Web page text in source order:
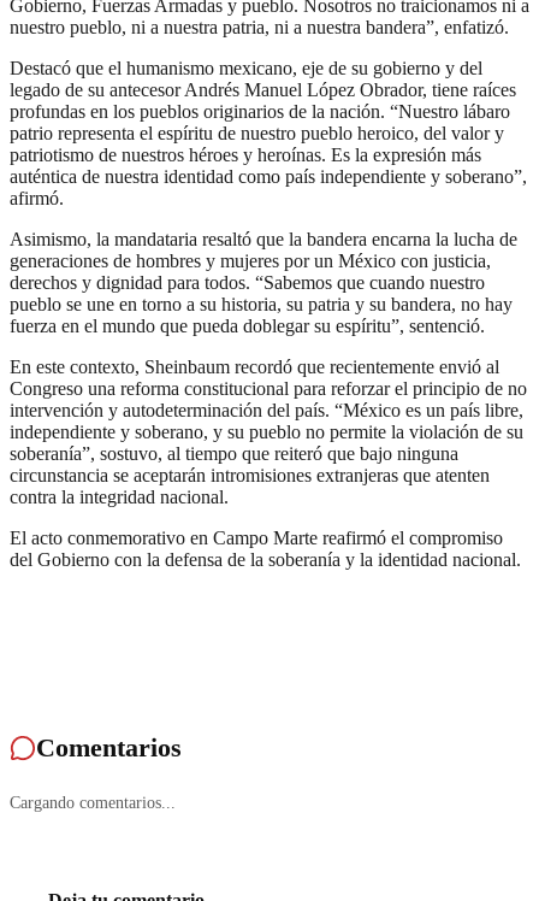
Gobierno, Fuerzas Armadas y pueblo. Nosotros no traicionamos ni a
nuestro pueblo, ni a nuestra patria, ni a nuestra bandera”, enfatizó.
Destacó que el humanismo mexicano, eje de su gobierno y del
legado de su antecesor Andrés Manuel López Obrador, tiene raíces
profundas en los pueblos originarios de la nación. “Nuestro lábaro
patrio representa el espíritu de nuestro pueblo heroico, del valor y
patriotismo de nuestros héroes y heroínas. Es la expresión más
auténtica de nuestra identidad como país independiente y soberano”,
afirmó.
Asimismo, la mandataria resaltó que la bandera encarna la lucha de
generaciones de hombres y mujeres por un México con justicia,
derechos y dignidad para todos. “Sabemos que cuando nuestro
pueblo se une en torno a su historia, su patria y su bandera, no hay
fuerza en el mundo que pueda doblegar su espíritu”, sentenció.
En este contexto, Sheinbaum recordó que recientemente envió al
Congreso una reforma constitucional para reforzar el principio de no
intervención y autodeterminación del país. “México es un país libre,
independiente y soberano, y su pueblo no permite la violación de su
soberanía”, sostuvo, al tiempo que reiteró que bajo ninguna
circunstancia se aceptarán intromisiones extranjeras que atenten
contra la integridad nacional.
El acto conmemorativo en Campo Marte reafirmó el compromiso
del Gobierno con la defensa de la soberanía y la identidad nacional.
Comentarios
Cargando comentarios...